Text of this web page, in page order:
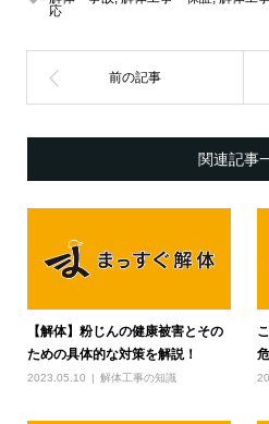
応
関連記事
【解体】粉じんの健康被害とその
ための具体的な対策を解説！
2023.05.10 解体工事の知識